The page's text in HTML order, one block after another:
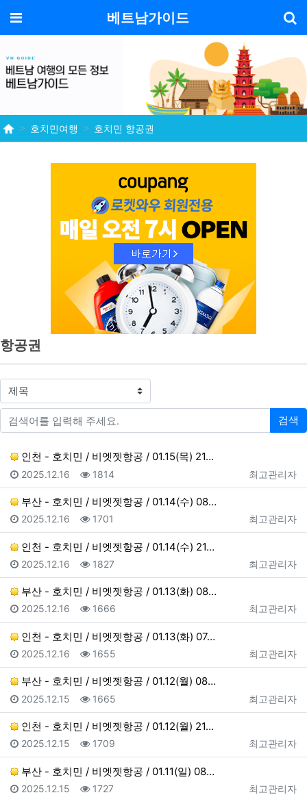
메뉴 베트남가이드
호치민여행 호치민 항공권
항공권
검색대상
검색어 검색
인천 - 호치민 / 비엣젯항공 / 01.15(목) 21…
등록자
최고관리자
등록일
2025.12.16 조회
1814
부산 - 호치민 / 비엣젯항공 / 01.14(수) 08…
등록자
최고관리자
등록일
2025.12.16 조회
1701
인천 - 호치민 / 비엣젯항공 / 01.14(수) 21…
등록자
최고관리자
등록일
2025.12.16 조회
1827
부산 - 호치민 / 비엣젯항공 / 01.13(화) 08…
등록자
최고관리자
등록일
2025.12.16 조회
1666
인천 - 호치민 / 비엣젯항공 / 01.13(화) 07…
등록자
최고관리자
등록일
2025.12.16 조회
1655
부산 - 호치민 / 비엣젯항공 / 01.12(월) 08…
등록자
최고관리자
등록일
2025.12.15 조회
1665
인천 - 호치민 / 비엣젯항공 / 01.12(월) 21…
등록자
최고관리자
등록일
2025.12.15 조회
1709
부산 - 호치민 / 비엣젯항공 / 01.11(일) 08…
등록자
최고관리자
등록일
2025.12.15 조회
1727